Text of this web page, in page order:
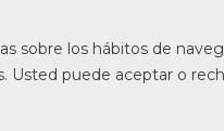
sobre los hábitos de
puede aceptar o
Aviso legal